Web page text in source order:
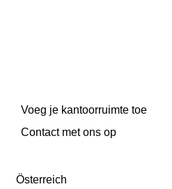
Voeg je kantoorruimte toe
Сontact met ons op
Österreich